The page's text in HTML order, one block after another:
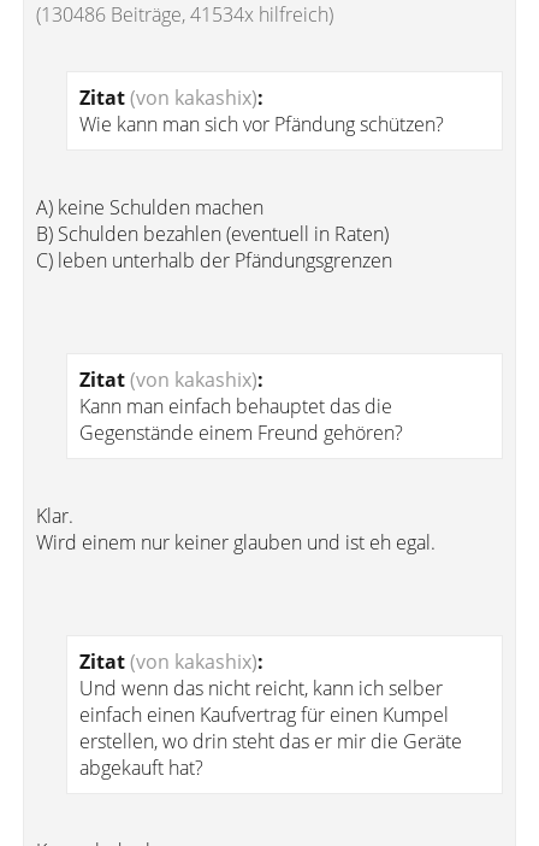
(130486 Beiträge, 41534x hilfreich)
Zitat(von kakashix):
Wie kann man sich vor Pfändung schützen?
A) keine Schulden machen
B) Schulden bezahlen (eventuell in Raten)
C) leben unterhalb der Pfändungsgrenzen
Zitat(von kakashix):
Kann man einfach behauptet das die
Gegenstände einem Freund gehören?
Klar.
Wird einem nur keiner glauben und ist eh egal.
Zitat(von kakashix):
Und wenn das nicht reicht, kann ich selber
einfach einen Kaufvertrag für einen Kumpel
erstellen, wo drin steht das er mir die Geräte
abgekauft hat?